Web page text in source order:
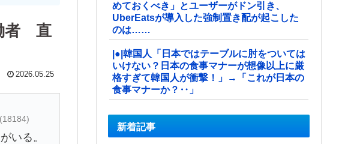
者 直
2026.05.25
いる。
めておくべき」とユーザーがドン引き、
UberEatsが導入した強制置き配が起こした
のは……
|●|韓国人「日本ではテーブルに肘をついては
いけない？日本の食事マナーが想像以上に厳
格すぎて韓国人が衝撃！」→「これが日本の
食事マナーか？‥」
新着記事